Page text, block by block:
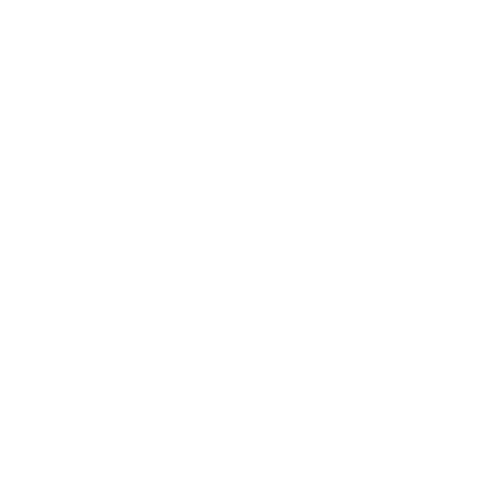
che si adatta a vari interni auto, offrendo una
che combinano senza sforzo forma e funzione.
Auto ALPINA LINE di CARBLIX: dove